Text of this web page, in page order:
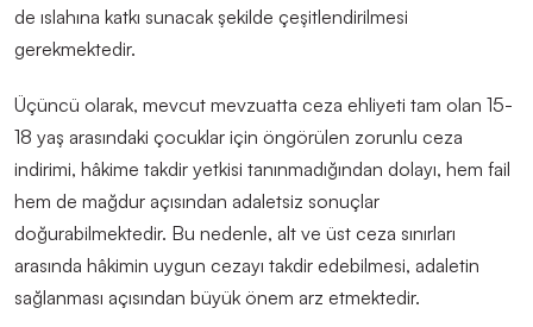
de ıslahına katkı sunacak şekilde çeşitlendirilmesi
gerekmektedir.
Üçüncü olarak, mevcut mevzuatta ceza ehliyeti tam olan 15-
18 yaş arasındaki çocuklar için öngörülen zorunlu ceza
indirimi, hâkime takdir yetkisi tanınmadığından dolayı, hem fail
hem de mağdur açısından adaletsiz sonuçlar
doğurabilmektedir. Bu nedenle, alt ve üst ceza sınırları
arasında hâkimin uygun cezayı takdir edebilmesi, adaletin
sağlanması açısından büyük önem arz etmektedir.